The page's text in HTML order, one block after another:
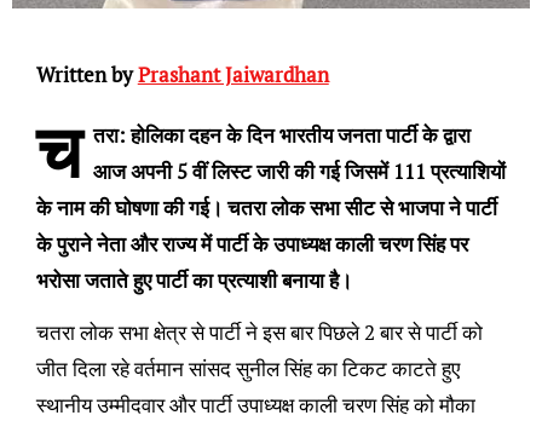
Written byPrashant Jaiwardhan
च तरा: होलिका दहन के दिन भारतीय जनता पार्टी के द्वारा
आज अपनी 5 वीं लिस्ट जारी की गई जिसमें 111 प्रत्याशियों
के नाम की घोषणा की गई। चतरा लोक सभा सीट से भाजपा ने पार्टी
के पुराने नेता और राज्य में पार्टी के उपाध्यक्ष काली चरण सिंह पर
भरोसा जताते हुए पार्टी का प्रत्याशी बनाया है।
चतरा लोक सभा क्षेत्र से पार्टी ने इस बार पिछले 2 बार से पार्टी को
जीत दिला रहे वर्तमान सांसद सुनील सिंह का टिकट काटते हुए
स्थानीय उम्मीदवार और पार्टी उपाध्यक्ष काली चरण सिंह को मौका